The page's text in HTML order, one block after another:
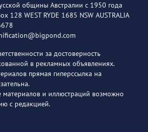
общины Австралии с 1950 года
128 WEST RYDE 1685 NSW AUSTRALIA
за достоверность
в рекламных объявлениях.
прямая гиперссылка на
и иллюстраций возможно
с редакцией.